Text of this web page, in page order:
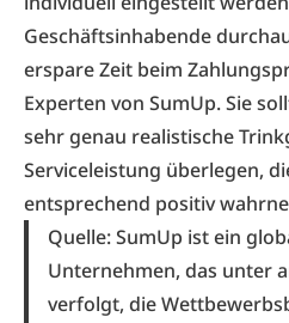
Geschäftsinhabende
erspare Zeit beim
Experten von SumUp. Sie
sehr genau realistische
Serviceleistung überlegen,
entsprechend positiv
Quelle: SumUp ist ein
Unternehmen, das unter
verfolgt, die